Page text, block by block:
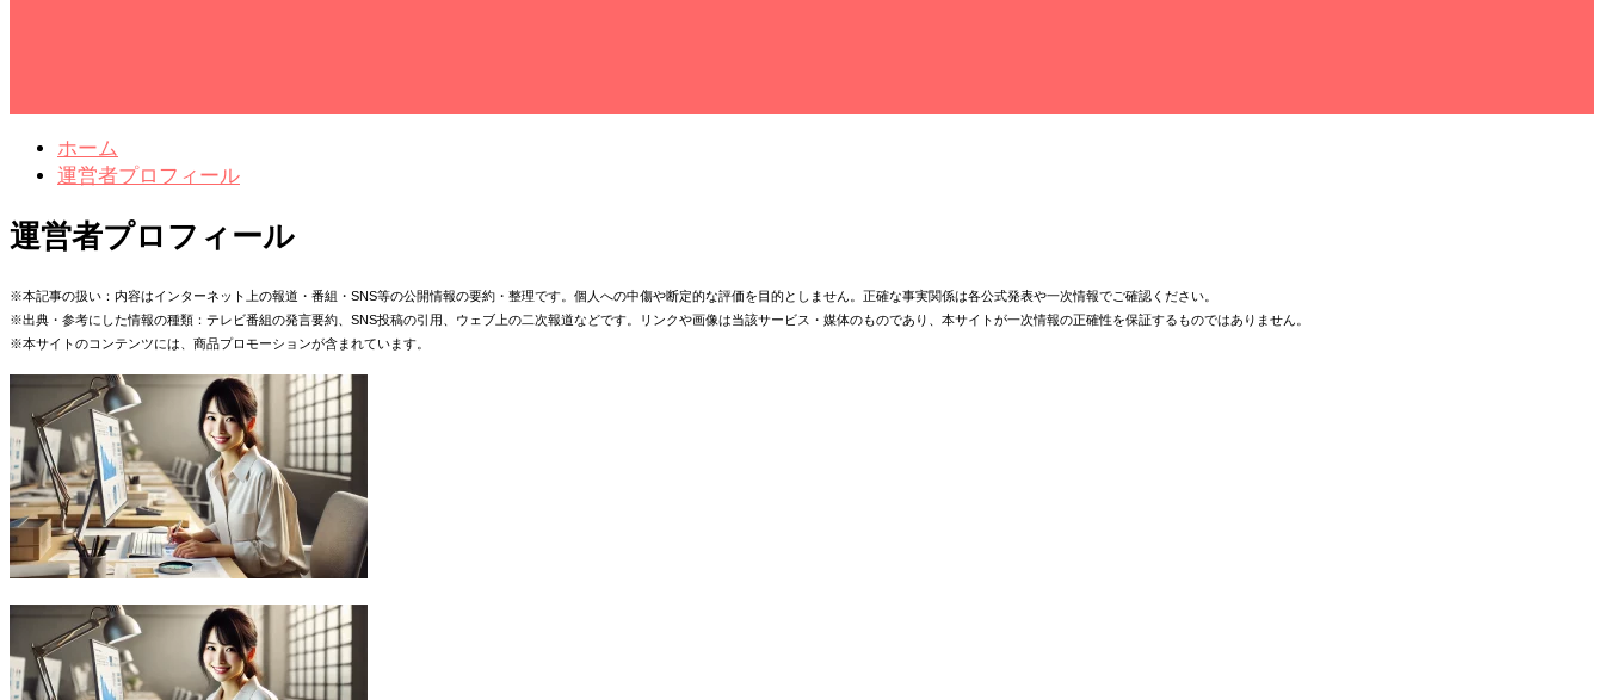
ホーム
運営者プロフィール
運営者プロフィール
※本記事の扱い：内容はインターネット上の報道・番組・SNS等の公開情報の要約・整理です。個人への中傷や断定的な評価を目的としません。正確な事実関係は各公式発表や一次情報でご確認ください。
※出典・参考にした情報の種類：テレビ番組の発言要約、SNS投稿の引用、ウェブ上の二次報道などです。リンクや画像は当該サービス・媒体のものであり、本サイトが一次情報の正確性を保証するものではありません。
※本サイトのコンテンツには、商品プロモーションが含まれています。